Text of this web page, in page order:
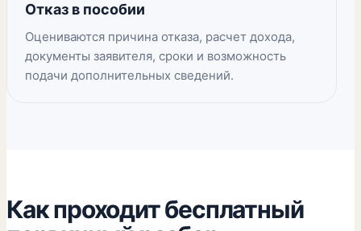
Отказ в пособии
Оцениваются причина отказа, расчет дохода,
документы заявителя, сроки и возможность
подачи дополнительных сведений.
Как проходит бесплатный